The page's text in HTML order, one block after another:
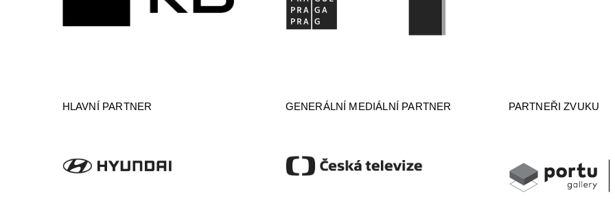
HLAVNÍ PARTNER GENERÁLNÍ MEDIÁLNÍ PARTNER PARTNEŘI ZVUKU